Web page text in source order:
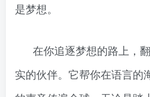
是梦想。
在你追逐梦想的路上，
实的伙伴。它帮你在语言的